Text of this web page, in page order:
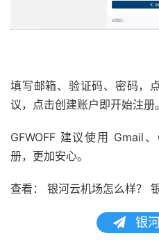
填写邮箱、验证码、密码，
议，点击创建账户即开始注册。
GFWOFF 建议使用 Gmail
册，更加安心。
查看： 银河云机场怎么样？
银